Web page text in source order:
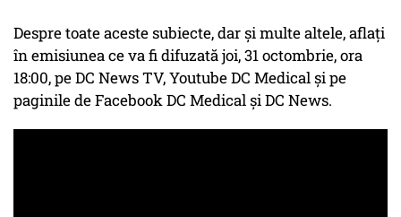
Despre toate aceste subiecte, dar și multe altele, aflați
în emisiunea ce va fi difuzată joi, 31 octombrie, ora
18:00, pe DC News TV, Youtube DC Medical și pe
paginile de Facebook DC Medical și DC News.